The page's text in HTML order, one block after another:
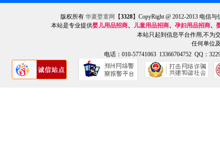
版权所有华夏婴童网 【3328】CopyRight @ 2012-2013 电信
本站是专业提供婴儿用品招商、 儿童用品招商、 孕妇用品招商、
本站只起到信息平台作用,不为
任何单位
电话：010-57741063 13366704752 QQ：